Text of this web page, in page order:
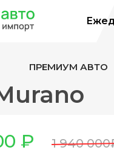
ПРЕМИУМ АВТО
₽ 1 940